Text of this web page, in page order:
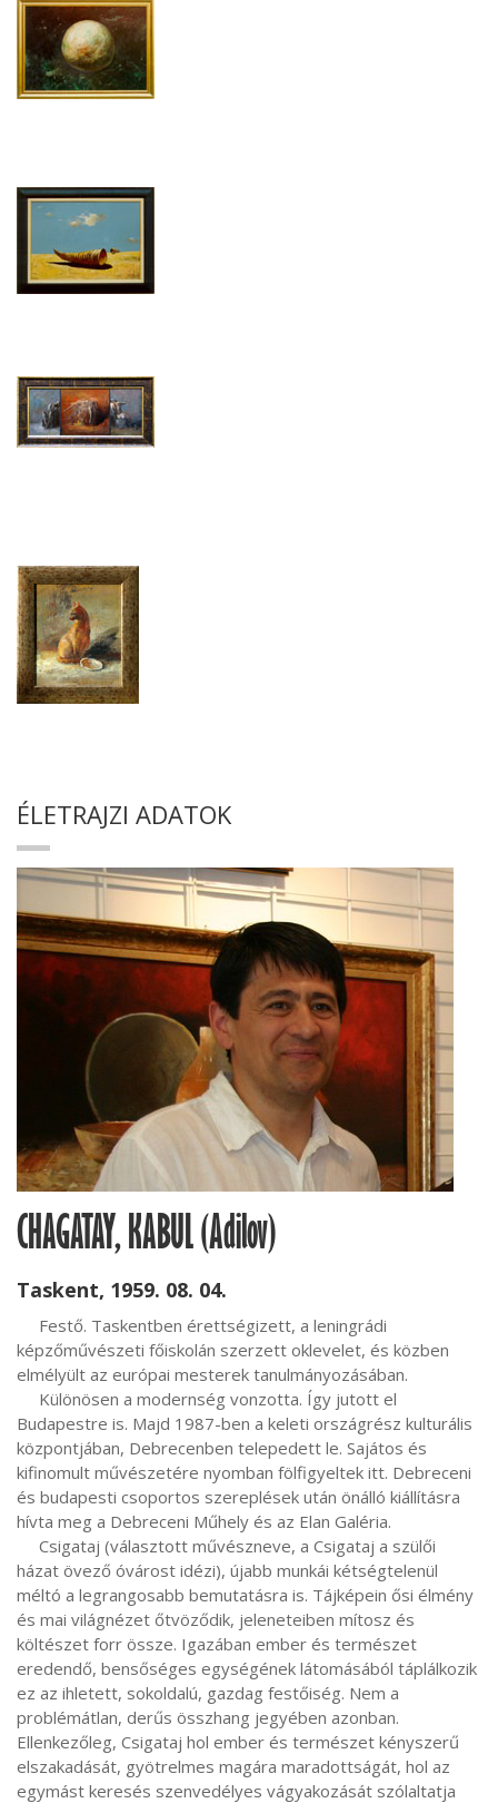
ÉLETRAJZI ADATOK
CHAGATAY, KABUL (Adilov)
Taskent, 1959. 08. 04.
képzőművészeti főiskolán szerzett oklevelet, és közben
elmélyült az európai mesterek tanulmányozásában.
Budapestre is. Majd 1987-ben a keleti országrész kulturális
központjában, Debrecenben telepedett le. Sajátos és
kifinomult művészetére nyomban fölfigyeltek itt. Debreceni
és budapesti csoportos szereplések után önálló kiállításra
hívta meg a Debreceni Műhely és az Elan Galéria.
házat övező óvárost idézi), újabb munkái kétségtelenül
méltó a legrangosabb bemutatásra is. Tájképein ősi élmény
és mai világnézet őtvöződik, jeleneteiben mítosz és
költészet forr össze. Igazában ember és természet
eredendő, bensőséges egységének látomásából táplálkozik
ez az ihletett, sokoldalú, gazdag festőiség. Nem a
problémátlan, derűs összhang jegyében azonban.
Ellenkezőleg, Csigataj hol ember és természet kényszerű
elszakadását, gyötrelmes magára maradottságát, hol az
egymást keresés szenvedélyes vágyakozását szólaltatja